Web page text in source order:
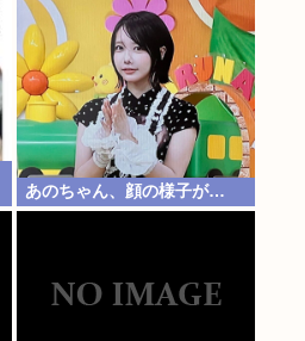
あのちゃん、顔の様子が…